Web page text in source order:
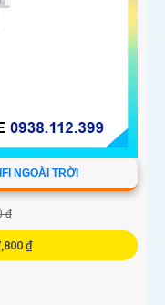
NGOÀI TRỜI
₫
₫